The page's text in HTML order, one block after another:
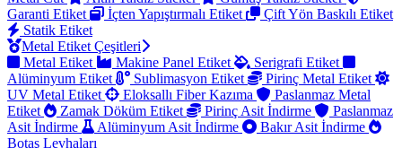
Garanti Etiket
İçten Yapıştırmalı Etiket
Çift Yön Baskılı Etiket
Statik Etiket
Metal Etiket Çeşitleri
Metal Etiket
Makine Panel Etiket
Serigrafi Etiket
Alüminyum Etiket
Sublimasyon Etiket
Pirinç Metal Etiket
UV Metal Etiket
Eloksallı Fiber Kazıma
Paslanmaz Metal
Etiket
Zamak Döküm Etiket Pirinç Asit İndirme
Paslanmaz
Asit İndirme
Alüminyum Asit İndirme
Bakır Asit İndirme
Botaş Levhaları